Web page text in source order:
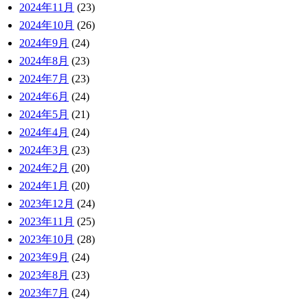
2024年11月 (23)
2024年10月 (26)
2024年9月 (24)
2024年8月 (23)
2024年7月 (23)
2024年6月 (24)
2024年5月 (21)
2024年4月 (24)
2024年3月 (23)
2024年2月 (20)
2024年1月 (20)
2023年12月 (24)
2023年11月 (25)
2023年10月 (28)
2023年9月 (24)
2023年8月 (23)
2023年7月 (24)